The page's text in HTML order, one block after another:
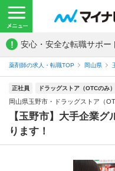
! 安心・安全な転職サポー
薬剤師の求人・転職TOP 岡山県
正社員 ドラッグストア（OTCのみ）
岡山県玉野市・ドラッグストア（
【玉野市】大手企業
ります！